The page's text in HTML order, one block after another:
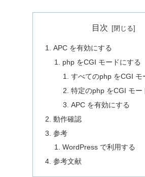
目次
APC を有効にする
php をCGI モードにする
すべてのphp をCGI モ
特定のphp をCGI モー
APC を有効にする
動作確認
参考
WordPress で利用する
参考文献